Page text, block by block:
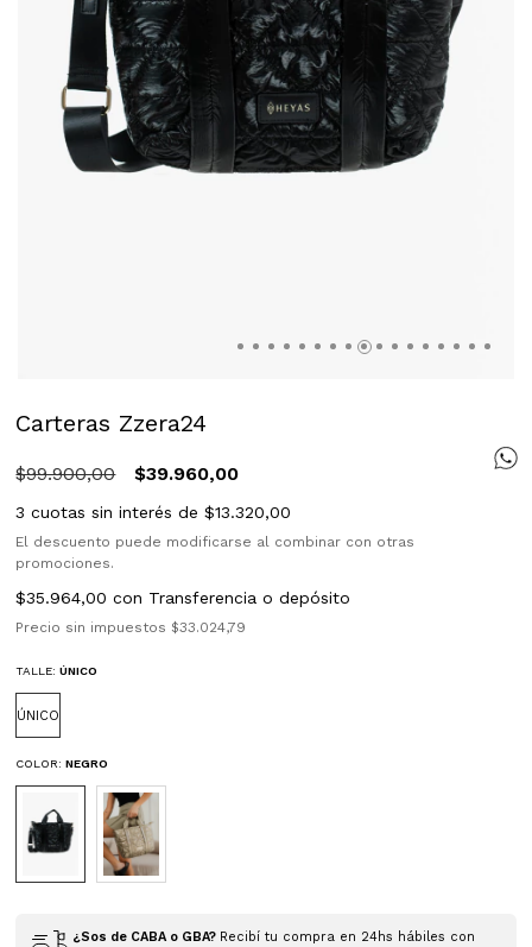
Carteras Zzera24
$99.900,00 $39.960,00
3 cuotas sin interés de$13.320,00
El descuento puede modificarse al combinar con otras
promociones.
$35.964,00 con Transferencia o depósito
Precio sin impuestos $33.024,79
TALLE:ÚNICO
ÚNICO
COLOR:NEGRO
¿Sos de CABA o GBA? Recibí tu compra en 24hs hábiles con